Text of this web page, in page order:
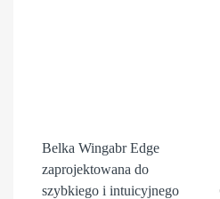
Belka Wingabr Edge
zaprojektowana do
szybkiego i intuicyjnego